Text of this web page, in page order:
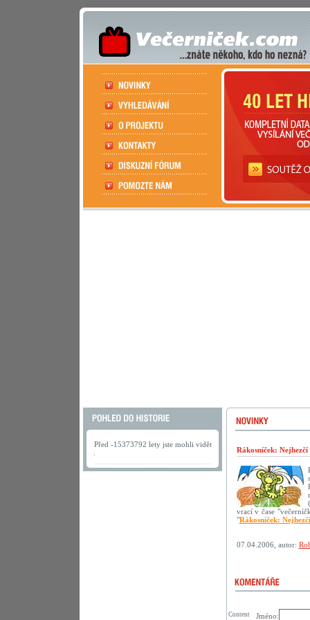
Před -15373792 lety jste mohli vidět
Rákosníček:
vrací v čase
"Rákosníček:
07.04.2006, autor:
Jméno:
Content